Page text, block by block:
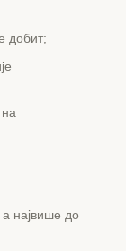
добит;
највише до